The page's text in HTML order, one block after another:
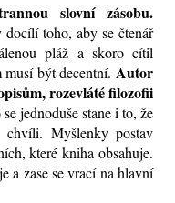
slovní zásobu.
toho, aby se čtenář
pláž a skoro cítil
být decentní. Autor
rozevláté filozofii
jednoduše stane i to, že
chvíli. Myšlenky postav
které kniha obsahuje.
a zase se vrací na hlavní